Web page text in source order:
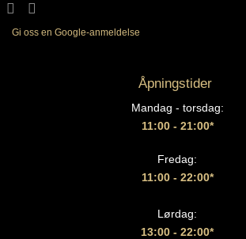
Gi oss en Google-anmeldelse
Åpningstider
Mandag - torsdag:
11:00 - 21:00*
Fredag:
11:00 - 22:00*
Lørdag:
13:00 - 22:00*